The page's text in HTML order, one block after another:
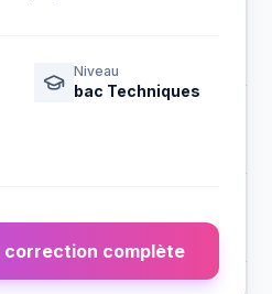
Niveau
bac Techniques
correction complète